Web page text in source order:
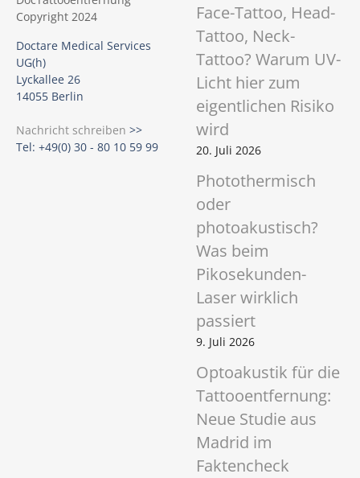
Doctare Medical Services
UG(h)
Lyckallee 26
14055 Berlin
Nachricht schreiben >>
Tel: +49(0) 30 - 80 10 59 99
Face-Tattoo, Head-
Tattoo, Neck-
Tattoo? Warum UV-
Licht hier zum
eigentlichen Risiko
wird
20. Juli 2026
Photothermisch
oder
photoakustisch?
Was beim
Pikosekunden-
Laser wirklich
passiert
9. Juli 2026
Optoakustik für die
Tattooentfernung:
Neue Studie aus
Madrid im
Faktencheck